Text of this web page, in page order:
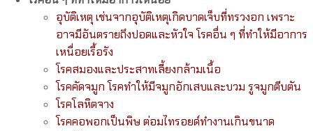
อุบัติเหตุ เช่นจากอุบัติเหตุเกิดบาดเจ็บที่ทรวงอก เพราะ
อาจมีอันตรายถึงปอดและหัวใจ โรคอื่น ๆ ที่ทำให้มีอาการ
เหนื่อยเรื้อรัง
โรคสมองและประสาทเลี้ยงกล้ามเนื้อ
โรคคัดจมูก โรคทำให้มีจมูกอักเสบและบวม รูจมูกตีบตัน
โรคโลหิตจาง
โรคคอพอกเป็นพิษ ต่อมไทรอยด์ทำงานเกินขนาด